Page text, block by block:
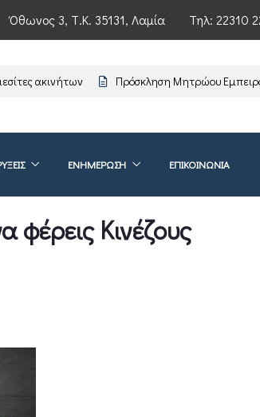
Όθωνος 3, Τ.Κ. 35131, Λαμία Τηλ: 22310
ακινήτων Πρόσκληση Μητρώου
ΕΝΗΜΈΡΩΣΗ ΕΠΙΚΟΙΝΩΝΊΑ
φέρεις Κινέζους